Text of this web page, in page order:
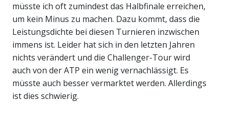
müsste ich oft zumindest das Halbfinale erreichen,
um kein Minus zu machen. Dazu kommt, dass die
Leistungsdichte bei diesen Turnieren inzwischen
immens ist. Leider hat sich in den letzten Jahren
nichts verändert und die Challenger-Tour wird
auch von der ATP ein wenig vernachlässigt. Es
müsste auch besser vermarktet werden. Allerdings
ist dies schwierig.